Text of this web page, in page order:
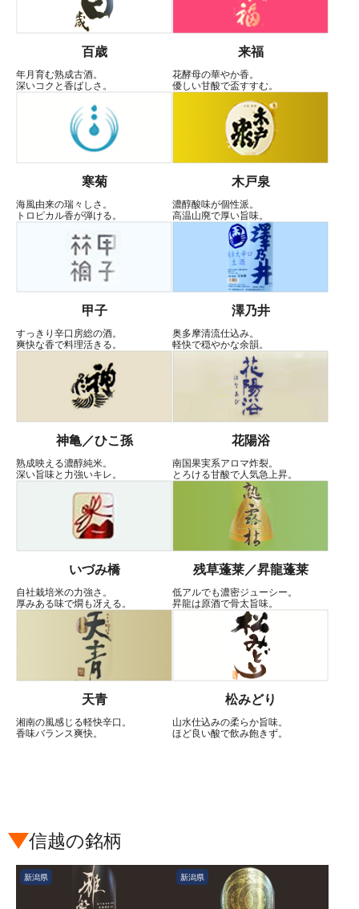
百歳
年月育む熟成古酒。
深いコクと香ばしさ。
来福
花酵母の華やか香。
優しい甘酸で盃すすむ。
寒菊
海風由来の瑞々しさ。
トロピカル香が弾ける。
木戸泉
濃醇酸味が個性派。
高温山廃で厚い旨味。
甲子
すっきり辛口房総の酒。
爽快な香で料理活きる。
澤乃井
奥多摩清流仕込み。
軽快で穏やかな余韻。
神亀／ひこ孫
熟成映える濃醇純米。
深い旨味と力強いキレ。
花陽浴
南国果実系アロマ炸裂。
とろける甘酸で人気急上昇。
いづみ橋
自社栽培米の力強さ。
厚みある味で燗も冴える。
残草蓬莱／昇龍蓬莱
低アルでも濃密ジューシー。
昇龍は原酒で骨太旨味。
天青
湘南の風感じる軽快辛口。
香味バランス爽快。
松みどり
山水仕込みの柔らか旨味。
ほど良い酸で飲み飽きず。
信越の銘柄
新潟県 新潟県